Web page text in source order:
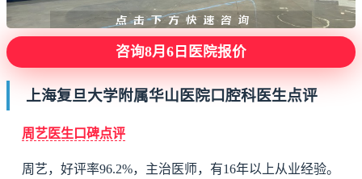
咨询8月6日医院报价
上海复旦大学附属华山医院口腔科医生点评
周艺医生口碑点评
周艺，好评率96.2%，主治医师，有16年以上从业经验。